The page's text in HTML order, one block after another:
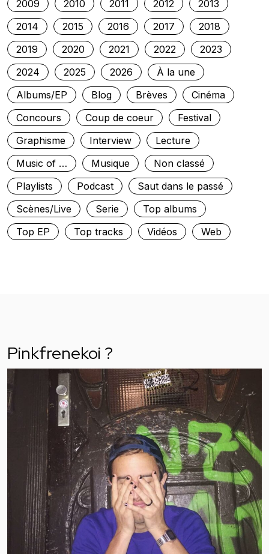
2009 2010 2011 2012
2013
2014
2015 2016 2017
2018
2019
2020 2021 2022
2023
2024
2025 2026
À la une
Albums/EP
Blog Brèves
Cinéma
Concours
Coup de coeur
Festival
Graphisme
Interview
Lecture
Music of …
Musique
Non classé
Playlists
Podcast
Saut dans le passé
Scènes/Live
Serie
Top albums
Top EP
Top tracks Vidéos Web
Pinkfrenekoi ?